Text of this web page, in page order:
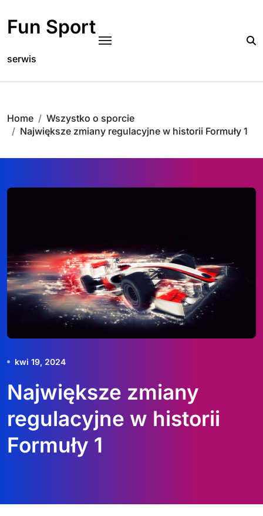
content
Fun Sport
serwis
Home
Wszystko o sporcie
Największe zmiany regulacyjne w historii Formuły 1
kwi 19, 2024
Największe zmiany
regulacyjne w historii
Formuły 1